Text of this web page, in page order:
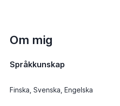
Om mig
Språkkunskap
Finska, Svenska, Engelska